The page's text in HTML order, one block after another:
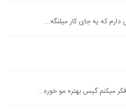
که یه جای کار میلنگه...
میکنم گیس بهتره مو خوره...